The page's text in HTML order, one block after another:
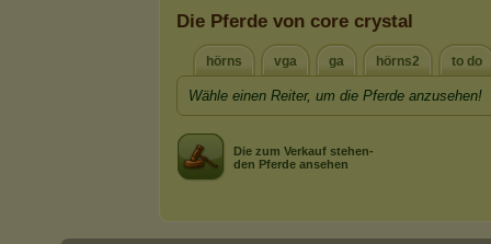
Die Pferde von core crystal
hörns vga ga hörns2 to do
Wähle einen Reiter, um die Pferde anzusehen!
Die zum Verkauf stehen-
den Pferde ansehen